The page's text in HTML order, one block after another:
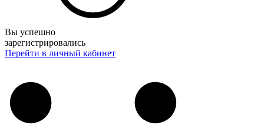
Вы успешно
зарегистрировались
Перейти в личный кабинет